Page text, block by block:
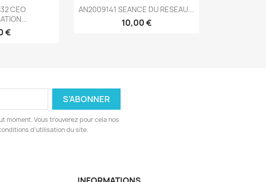
rapide
CEO
€
Aperçu rapide
AN2009141 SEANCE DU RESEAU...
10,00 €
moment. Vous trouverez pour cela nos
d'utilisation du site.